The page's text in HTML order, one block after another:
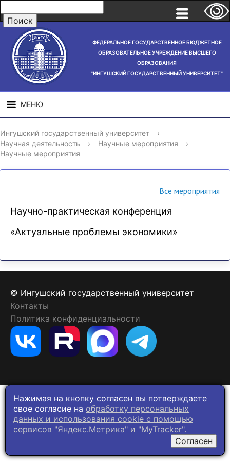
ФЕДЕРАЛЬНОЕ ГОСУДАРСТВЕННОЕ БЮДЖЕТНОЕ
ОБРАЗОВАТЕЛЬНОЕ УЧРЕЖДЕНИЕ ВЫСШЕГО
ОБРАЗОВАНИЯ
"ИНГУШСКИЙ ГОСУДАРСТВЕННЫЙ УНИВЕРСИТЕТ"
МЕНЮ
СВЕДЕНИЯ ОБ
ОБРАЗОВАТЕЛЬНОЙ
ОРГАНИЗАЦИИ
НАУЧНАЯ
ДЕЯТЕЛЬНОСТЬ
Ингушский государственный университет
›
Научная деятельность
› Научные мероприятия
›
Научные мероприятия
Все мероприятия
Научно-практическая конференция
«Актуальные проблемы экономики»
© Ингушский государственный университет
Контакты
Политика конфиденциальности
Нажимая на кнопку согласен вы потверждаете
свое согласие на обработку персональных
данных и использования cookie c помощью
сервисов "Яндекс.Метрика" и "MyTracker".
Согласен